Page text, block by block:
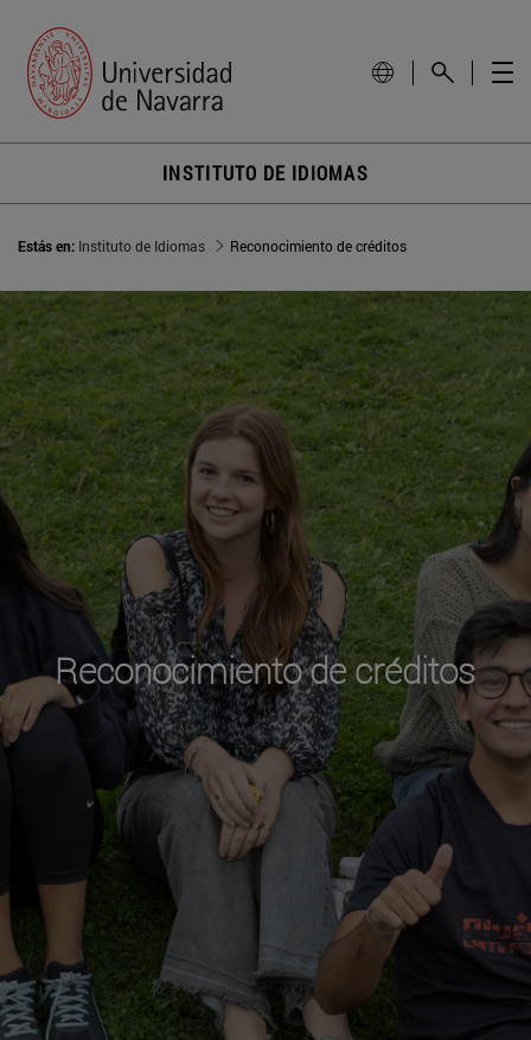
INSTITUTO DE IDIOMAS
Estás en: Instituto de Idiomas Reconocimiento de créditos
Reconocimiento de créditos